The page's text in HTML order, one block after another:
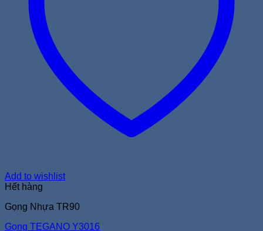
Add to wishlist
Hết hàng
Gọng Nhựa TR90
Gọng TEGANO Y3016